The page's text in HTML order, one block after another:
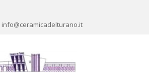
info@ceramicadelturano.it